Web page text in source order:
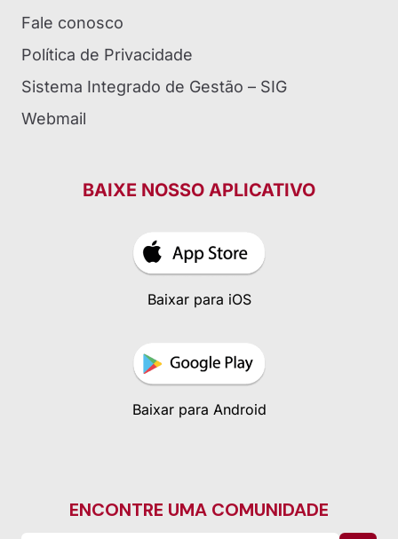
Fale conosco
Política de Privacidade
Sistema Integrado de Gestão – SIG
Webmail
BAIXE NOSSO APLICATIVO
Baixar para iOS
Baixar para Android
ENCONTRE UMA COMUNIDADE